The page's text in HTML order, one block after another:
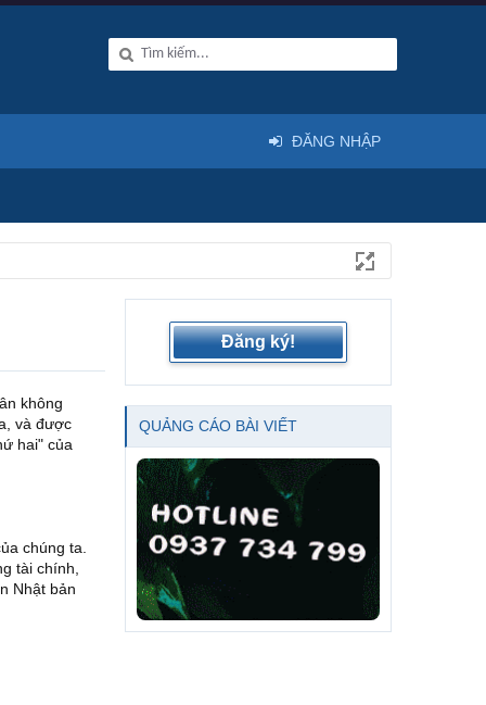
không
và được
hai" của
chúng ta.
tài chính,
Nhật bản
Đăng ký!
QUẢNG CÁO BÀI VIẾT
ĐĂNG NHẬP